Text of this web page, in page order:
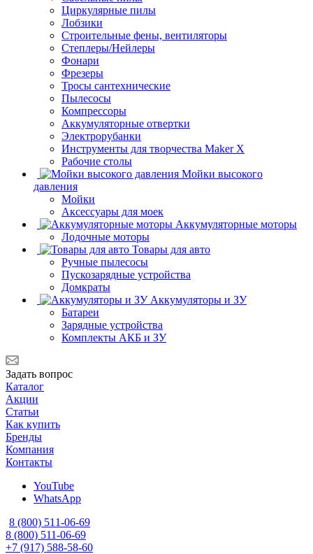
Циркулярные пилы
Лобзики
Строительные фены, вентиляторы
Степлеры/Нейлеры
Фонари
Фрезеры
Тросы сантехнические
Пылесосы
Компрессоры
Аккумуляторные отвертки
Электрорубанки
Инструменты для творчества Maker X
Рабочие столы
Мойки высокого
давления
Мойки
Аксессуары для моек
Аккумуляторные моторы
Лодочные моторы
Товары для авто
Ручные пылесосы
Пускозарядные устройства
Домкраты
Аккумуляторы и ЗУ
Батареи
Зарядные устройства
Комплекты АКБ и ЗУ
Задать вопрос
Каталог
Акции
Статьи
Как купить
Бренды
Компания
Контакты
YouTube
WhatsApp
8 (800) 511-06-69
8 (800) 511-06-69
+7 (917) 588-58-60